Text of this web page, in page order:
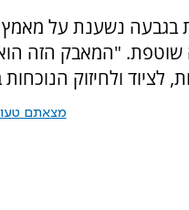
בגבעה נשענת על
שוטפת. "המאבק הזה
לציוד ולחיזוק
מצאתם